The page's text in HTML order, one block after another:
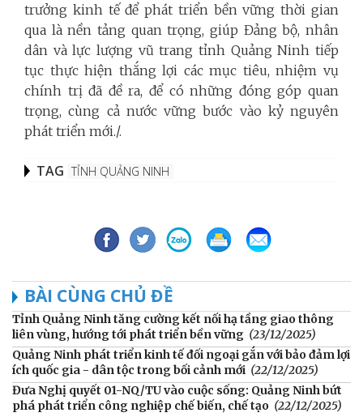
trưởng kinh tế để phát triển bền vững thời gian
qua là nền tảng quan trọng, giúp Đảng bộ, nhân
dân và lực lượng vũ trang tỉnh Quảng Ninh tiếp
tục thực hiện thắng lợi các mục tiêu, nhiệm vụ
chính trị đã đề ra, để có những đóng góp quan
trọng, cùng cả nước vững bước vào kỷ nguyên
phát triển mới./.
TAG TỈNH QUẢNG NINH
BÀI CÙNG CHỦ ĐỀ
Tỉnh Quảng Ninh tăng cường kết nối hạ tầng giao thông
liên vùng, hướng tới phát triển bền vững (23/12/2025)
Quảng Ninh phát triển kinh tế đối ngoại gắn với bảo đảm lợi
ích quốc gia - dân tộc trong bối cảnh mới (22/12/2025)
Đưa Nghị quyết 01-NQ/TU vào cuộc sống: Quảng Ninh bứt
phá phát triển công nghiệp chế biến, chế tạo (22/12/2025)